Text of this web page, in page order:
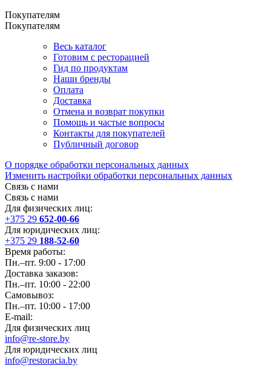
Покупателям
Покупателям
Весь каталог
Готовим с ресторацией
Гид по продуктам
Наши бренды
Оплата
Доставка
Отмена и возврат покупки
Помощь и частые вопросы
Контакты для покупателей
Публичный договор
О порядке обработки персональных данных
Изменить настройки обработки персональных данных
Связь с нами
Связь с нами
Для физических лиц:
+375 29 652-00-66
Для юридических лиц:
+375 29 188-52-60
Время работы:
Пн.–пт. 9:00 - 17:00
Доставка заказов:
Пн.–пт. 10:00 - 22:00
Самовывоз:
Пн.–пт. 10:00 - 17:00
E-mail:
Для физических лиц
info@re-store.by
Для юридических лиц
info@restoracia.by